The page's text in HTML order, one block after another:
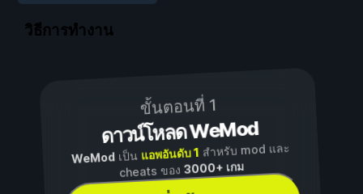
วิธีการทำงาน
ขั้นตอนที่ 1
ดาวน์โหลด WeMod
WeModเป็น แอพอันดับ 1 สำหรับ mod และ
cheats ของ3000+ เกม